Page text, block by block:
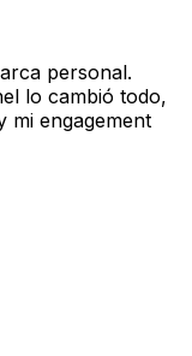
personal.
lo cambió todo,
mi engagement